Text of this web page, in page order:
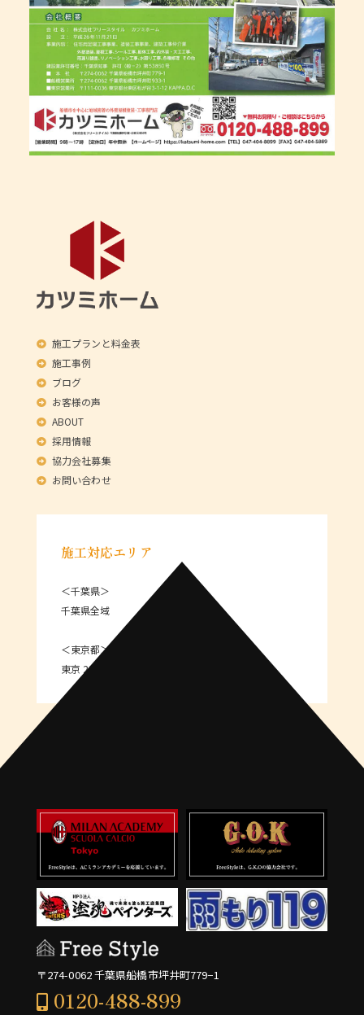
施工プランと料金表
施工事例
ブログ
お客様の声
ABOUT
採用情報
協力会社募集
お問い合わせ
施工対応エリア
＜千葉県＞
千葉県全域
＜東京都＞
東京 23区
〒274-0062 千葉県船橋市坪井町779−1
0120-488-899